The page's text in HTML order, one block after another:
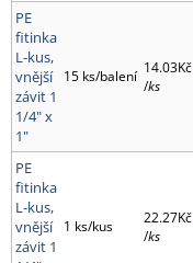
PE
fitinka
L-kus,
vnější
závit 1
1/4" x
1"
15 ks/balení 14.03Kč
/ks
PE
fitinka
L-kus,
vnější
závit 1
1 ks/kus
22.27Kč
/ks